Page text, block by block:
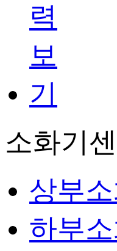
소화기
상부
하부